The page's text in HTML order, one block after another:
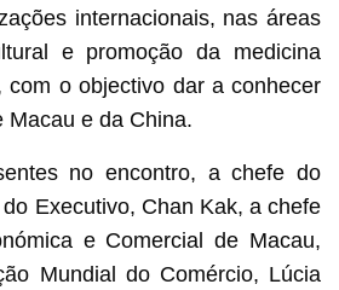
internacionais, nas áreas
e promoção da medicina
com o objectivo dar a conhecer
Macau e da China.
no encontro, a chefe do
Executivo, Chan Kak, a chefe
e Comercial de Macau,
Mundial do Comércio, Lúcia